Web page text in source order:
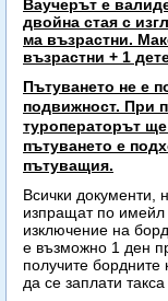
Ваучерът е
двойна стая с
ма възрастни.
възрастни + 1
Пътуването не е
подвижност. При
туроператорът
пътуването е
пътуващия.
Всички документи,
изпращат по
изключение на
е възможно 1 ден
получите
да се заплати